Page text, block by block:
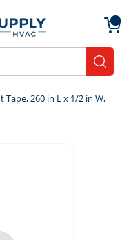
Tape, 260 in L x 1/2 in W,